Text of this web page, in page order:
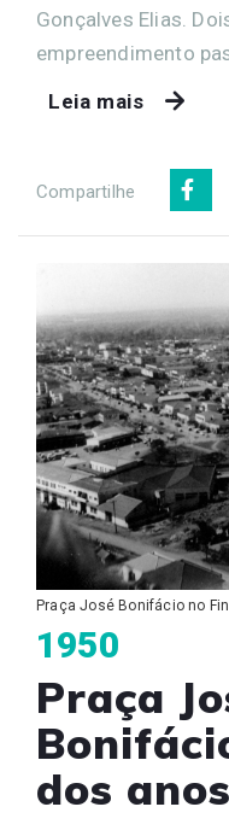
Gonçalves Elias.
empreendimento
Leia mais
Compartilhe
Praça José Bonifácio no
1950
Praça
dos